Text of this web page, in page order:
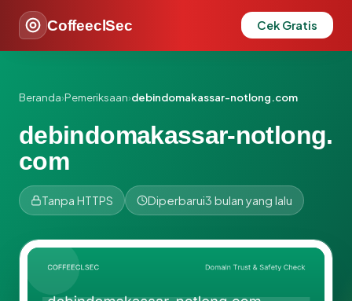
CoffeeclSec Cek Gratis
Beranda›Pemeriksaan›debindomakassar-notlong.com
debindomakassar-notlong.
com
Tanpa HTTPS Diperbarui3 bulan yang lalu